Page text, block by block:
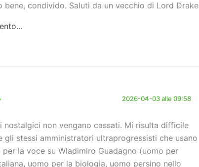
bene, condivido. Saluti da un vecchio di Lord Drake
2026-04-03 alle 09:58
nostalgici non vengano cassati. Mi risulta difficile
gli stessi amministratori ultraprogressisti che usano
per la voce su Wladimiro Guadagno (uomo per
uomo per la biologia, uomo persino nello